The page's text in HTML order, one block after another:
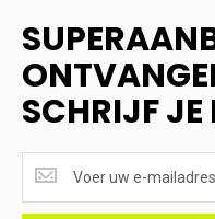
SCHRIJF JE
ONTVANGEN?
<br>SCHRIJF